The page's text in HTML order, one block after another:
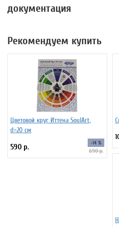
документация
Рекомендуем купить
Цветовой круг Иттена SoulArt,
d=20 см
590 р. -14 %
690 р.